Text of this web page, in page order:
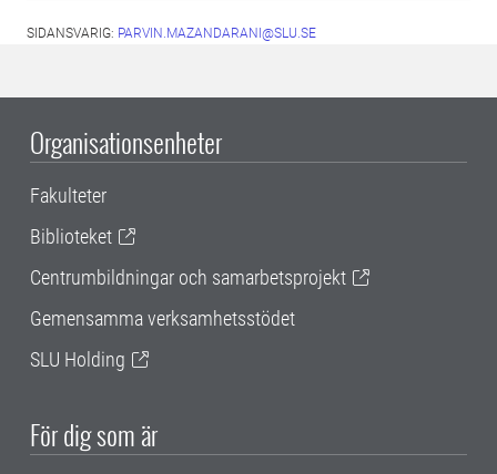
SIDANSVARIG: PARVIN.MAZANDARANI@SLU.SE
Organisationsenheter
Fakulteter
Biblioteket
Centrumbildningar och samarbetsprojekt
Gemensamma verksamhetsstödet
SLU Holding
För dig som är